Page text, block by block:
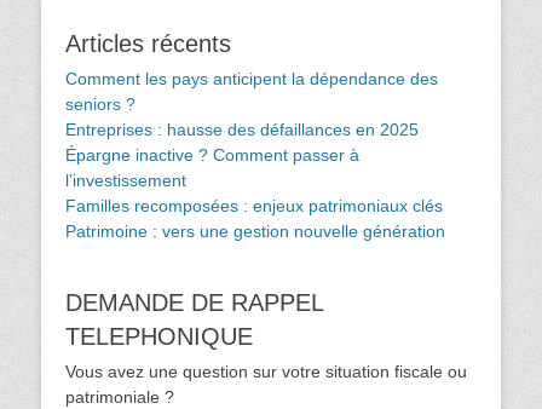
Articles récents
Comment les pays anticipent la dépendance des
seniors ?
Entreprises : hausse des défaillances en 2025
Épargne inactive ? Comment passer à
l’investissement
Familles recomposées : enjeux patrimoniaux clés
Patrimoine : vers une gestion nouvelle génération
DEMANDE DE RAPPEL
TELEPHONIQUE
Vous avez une question sur votre situation fiscale ou
patrimoniale ?